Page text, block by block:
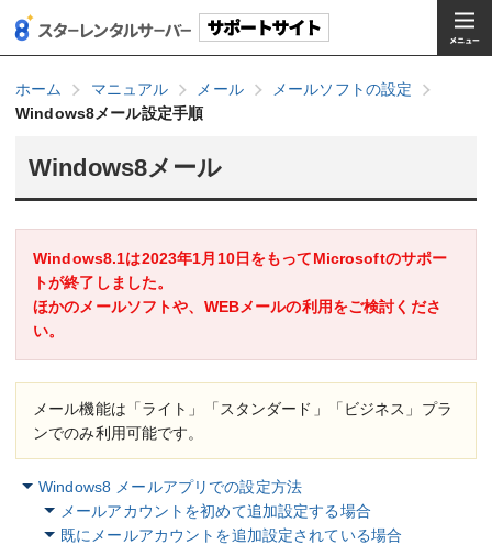
ホーム マニュアル メール
メールソフトの設定
Windows8メール設定手順
Windows8メール
Windows8.1は2023年1月10日をもってMicrosoftのサポー
トが終了しました。
ほかのメールソフトや、WEBメールの利用をご検討くださ
い。
メール機能は「ライト」「スタンダード」「ビジネス」プラ
ンでのみ利用可能です。
Windows8 メールアプリでの設定方法
メールアカウントを初めて追加設定する場合
既にメールアカウントを追加設定されている場合